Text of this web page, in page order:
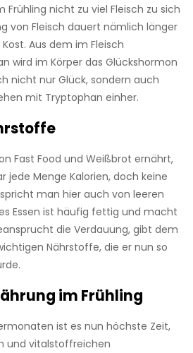
Frühling nicht zu viel Fleisch zu sich
von Fleisch dauert nämlich länger
Aus dem im Fleisch
wird im Körper das Glückshormon
nicht nur Glück, sondern auch
mit Tryptophan einher.
Fast Food und Weißbrot ernährt,
jede Menge Kalorien, doch keine
man hier auch von leeren
Essen ist häufig fettig und macht
die Verdauung, gibt dem
Nährstoffe, die er nun so
im Frühling
ist es nun höchste Zeit,
und vitalstoffreichen